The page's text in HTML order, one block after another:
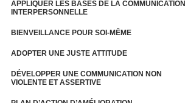
APPLIQUER LES BASES DE LA COMMUNICATION
INTERPERSONNELLE
BIENVEILLANCE POUR SOI-MÊME
ADOPTER UNE JUSTE ATTITUDE
DÉVELOPPER UNE COMMUNICATION NON
VIOLENTE ET ASSERTIVE